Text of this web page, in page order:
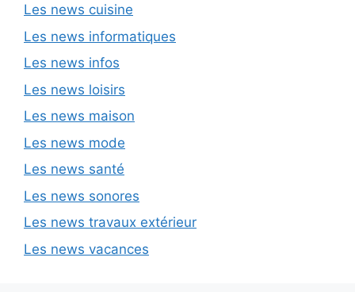
Les news cuisine
Les news informatiques
Les news infos
Les news loisirs
Les news maison
Les news mode
Les news santé
Les news sonores
Les news travaux extérieur
Les news vacances